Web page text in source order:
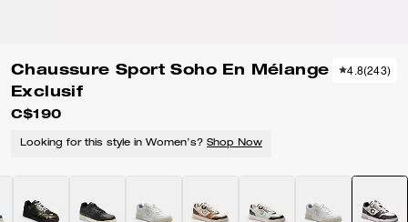
Chaussure Sport Soho En Mélange
Exclusif
C$190
4.8(243)
Looking for this style in Women’s? Shop Now